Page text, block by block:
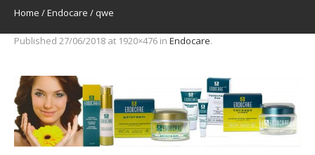
Home /Endocare / qwe
Published 27/06/2018 at 1920×476 in Endocare.